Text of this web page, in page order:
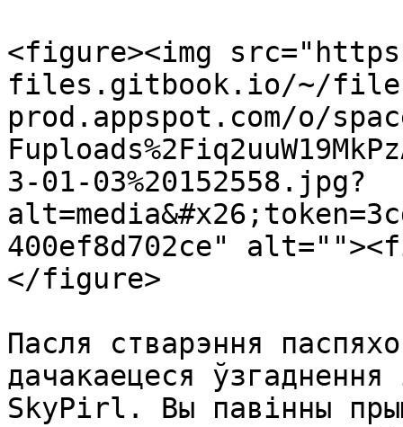
<figure><img
files.gitbook.io/~/
prod.appspot.com/o/
3-01-03%20152558.jpg?
400ef8d702ce"
</figure>
Пасля стварэння
дачакаецеся
SkyPirl. Вы павінны